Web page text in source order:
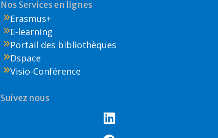
Nos Services en lignes
Erasmus+
E-learning
Portail des bibliothèques
Dspace
Visio-Conférence
Suivez nous